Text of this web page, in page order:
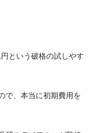
という破格の試しやす
で、本当に初期費用を